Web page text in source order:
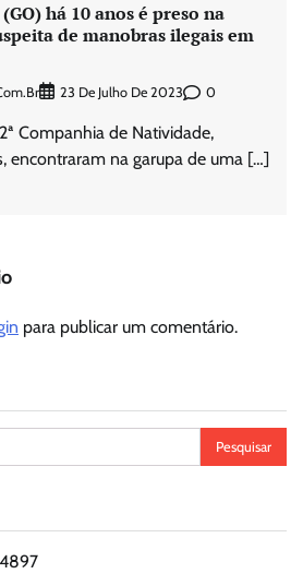
há 10 anos é preso na
de manobras ilegais em
23 De Julho De 2023 0
Companhia de Natividade,
encontraram na garupa de uma […]
para publicar um comentário.